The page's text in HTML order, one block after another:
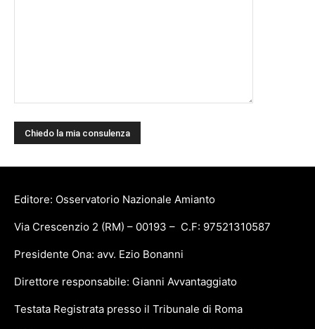
Editore: Osservatorio Nazionale Amianto
Via Crescenzio 2 (RM) – 00193 – C.F: 97521310587
Presidente Ona: avv. Ezio Bonanni
Direttore responsabile: Gianni Avvantaggiato
Testata Registrata presso il Tribunale di Roma